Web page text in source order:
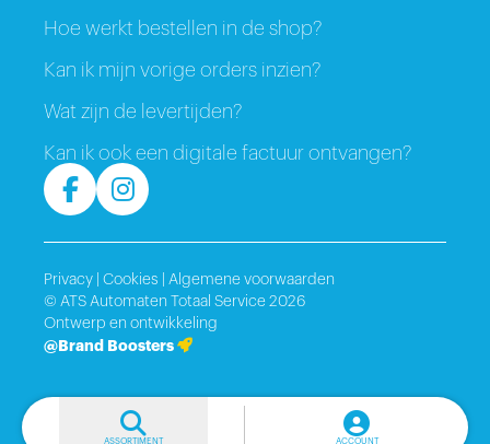
ASSORTIMENT ACCOUNT
Hoe werkt bestellen in de shop?
Kan ik mijn vorige orders inzien?
Wat zijn de levertijden?
Kan ik ook een digitale factuur ontvangen?
Ontwerp en ontwikkeling
@Brand Boosters
© ATS Automaten Totaal Service 2026
Privacy Cookies Algemene voorwaarden